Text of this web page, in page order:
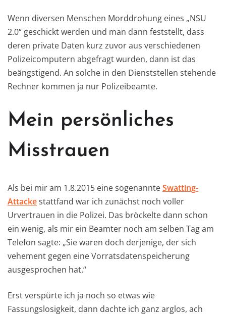
Wenn diversen Menschen Morddrohung eines „NSU
2.0“ geschickt werden und man dann feststellt, dass
deren private Daten kurz zuvor aus verschiedenen
Polizeicomputern abgefragt wurden, dann ist das
beängstigend. An solche in den Dienststellen stehende
Rechner kommen ja nur Polizeibeamte.
Mein persönliches
Misstrauen
Als bei mir am 1.8.2015 eine sogenannteSwatting-
Attackestattfand war ich zunächst noch voller
Urvertrauen in die Polizei. Das bröckelte dann schon
ein wenig, als mir ein Beamter noch am selben Tag am
Telefon sagte: „Sie waren doch derjenige, der sich
vehement gegen eine Vorratsdatenspeicherung
ausgesprochen hat.“
Erst verspürte ich ja noch so etwas wie
Fassungslosigkeit, dann dachte ich ganz arglos, ach